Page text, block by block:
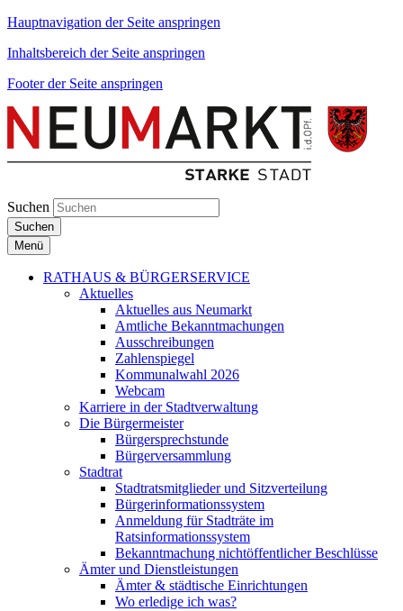
Hauptnavigation der Seite anspringen
Inhaltsbereich der Seite anspringen
Footer der Seite anspringen
Suchen
Suchen
Menü
RATHAUS & BÜRGERSERVICE
Aktuelles
Aktuelles aus Neumarkt
Amtliche Bekanntmachungen
Ausschreibungen
Zahlenspiegel
Kommunalwahl 2026
Webcam
Karriere in der Stadtverwaltung
Die Bürgermeister
Bürgersprechstunde
Bürgerversammlung
Stadtrat
Stadtratsmitglieder und Sitzverteilung
Bürgerinformationssystem
Anmeldung für Stadträte im
Ratsinformationssystem
Bekanntmachung nichtöffentlicher Beschlüsse
Ämter und Dienstleistungen
Ämter & städtische Einrichtungen
Wo erledige ich was?